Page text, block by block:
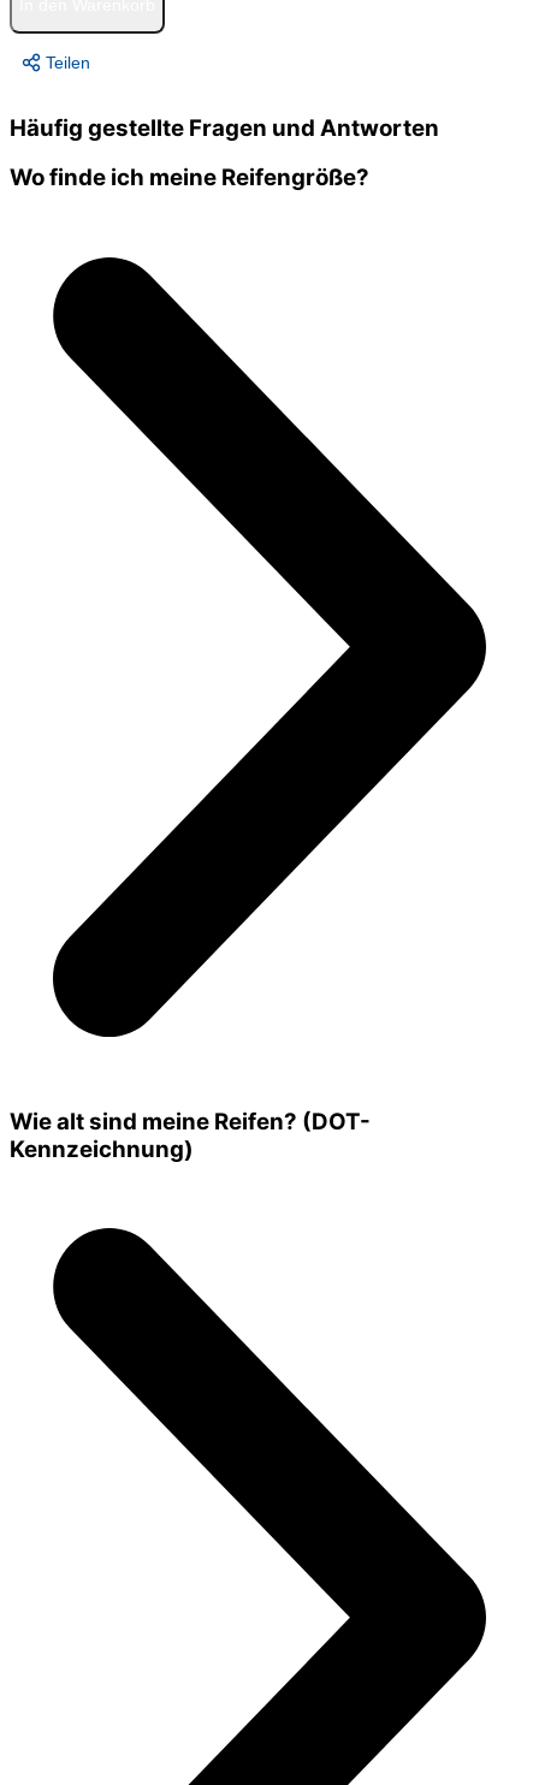
Teilen
Häufig gestellte Fragen und Antworten
Wo finde ich meine Reifengröße?
Wie alt sind meine Reifen? (DOT-
Kennzeichnung)